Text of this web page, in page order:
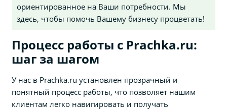
ориентированное на Ваши потребности. Мы
здесь, чтобы помочь Вашему бизнесу процветать!
Процесс работы с Prachka.ru:
шаг за шагом
У нас в Prachka.ru установлен прозрачный и
понятный процесс работы, что позволяет нашим
клиентам легко навигировать и получать